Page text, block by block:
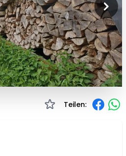
Teilen: